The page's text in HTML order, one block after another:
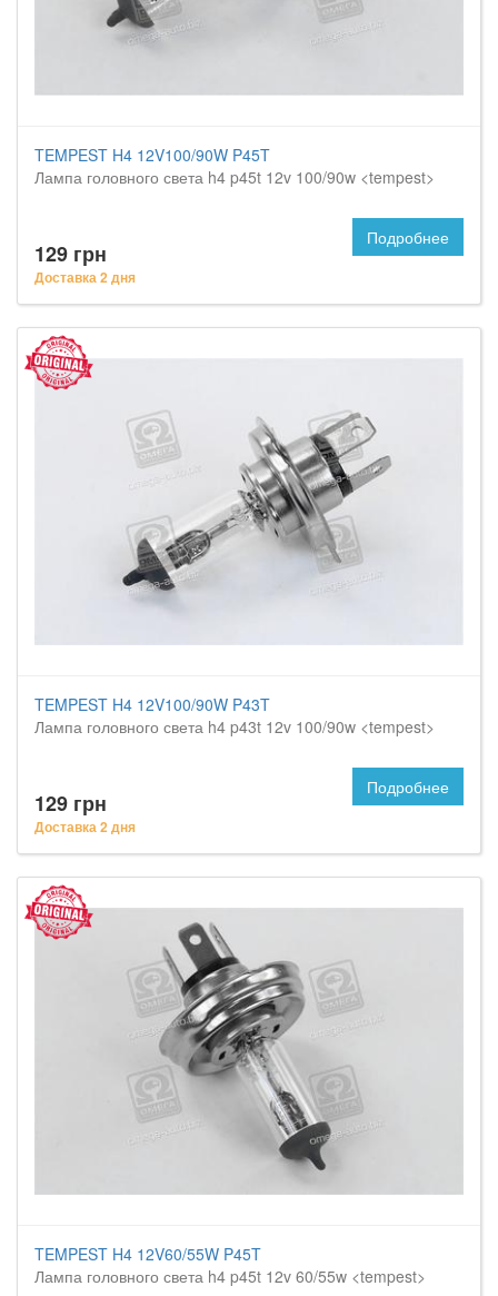
TEMPEST H4 12V100/90W P45T
Лампа головного света h4 p45t 12v 100/90w <tempest>
129 грн
Доставка 2 дня
Подробнее
TEMPEST H4 12V100/90W P43T
Лампа головного света h4 p43t 12v 100/90w <tempest>
129 грн
Доставка 2 дня
Подробнее
TEMPEST H4 12V60/55W P45T
Лампа головного света h4 p45t 12v 60/55w <tempest>